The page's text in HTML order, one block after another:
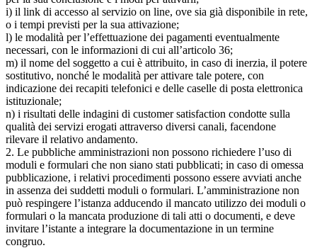
i) il link di accesso al servizio on line, ove sia già disponibile in rete,
o i tempi previsti per la sua attivazione;
l) le modalità per l’effettuazione dei pagamenti eventualmente
necessari, con le informazioni di cui all’articolo 36;
m) il nome del soggetto a cui è attribuito, in caso di inerzia, il potere
sostitutivo, nonché le modalità per attivare tale potere, con
indicazione dei recapiti telefonici e delle caselle di posta elettronica
istituzionale;
n) i risultati delle indagini di customer satisfaction condotte sulla
qualità dei servizi erogati attraverso diversi canali, facendone
rilevare il relativo andamento.
2. Le pubbliche amministrazioni non possono richiedere l’uso di
moduli e formulari che non siano stati pubblicati; in caso di omessa
pubblicazione, i relativi procedimenti possono essere avviati anche
in assenza dei suddetti moduli o formulari. L’amministrazione non
può respingere l’istanza adducendo il mancato utilizzo dei moduli o
formulari o la mancata produzione di tali atti o documenti, e deve
invitare l’istante a integrare la documentazione in un termine
congruo.